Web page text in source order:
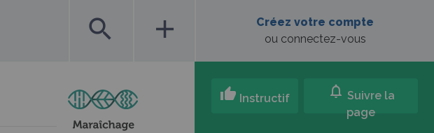
search add
Créez votre compte
ou connectez-vous
thumb_up Instructif notifications Suivre la
page